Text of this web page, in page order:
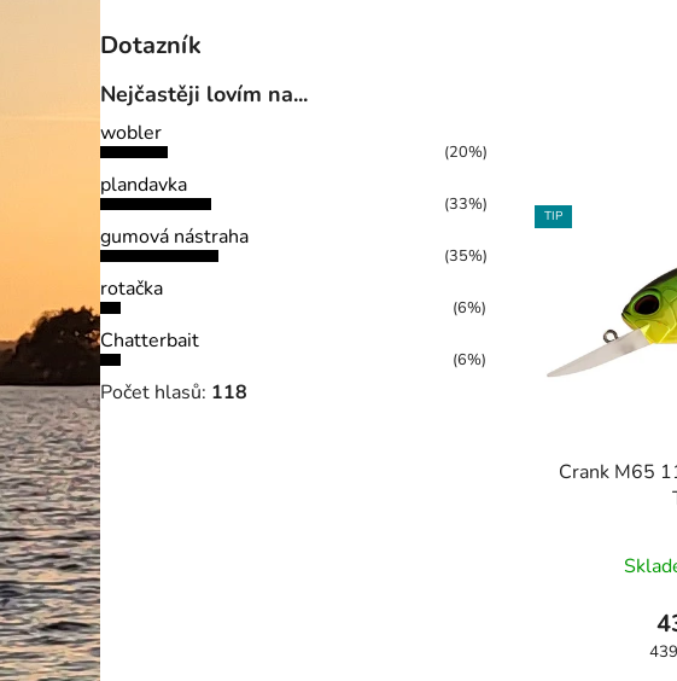
Dotazník
Nejčastěji lovím na...
wobler
(20%)
plandavka
(33%)
gumová nástraha
(35%)
rotačka
(6%)
Chatterbait
(6%)
Počet hlasů: 118
TIP
Crank M65